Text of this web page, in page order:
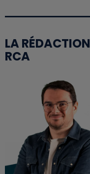
LA RÉDACTION
RCA